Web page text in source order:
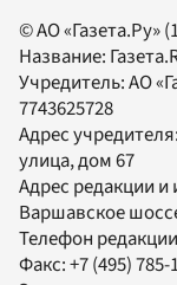
© АО «Газета.Ру»
Название:
Учредитель:АО
7743625728
Адрес
улица, дом 67
Адрес редакции и
Варшавское
Телефон
Факс:+7 (495) 785-